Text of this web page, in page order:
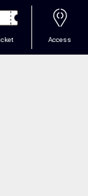
Access